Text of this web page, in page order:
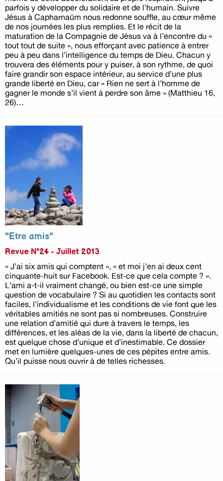
parfois y développer du solidaire et de l’humain. Suivre
Jésus à Capharnaüm nous redonne souffle, au cœur même
de nos journées les plus remplies. Et le récit de la
maturation de la Compagnie de Jésus va à l’encontre du «
tout tout de suite », nous efforçant avec patience à entrer
peu à peu dans l’intelligence du temps de Dieu. Chacun y
trouvera des éléments pour y puiser, à son rythme, de quoi
faire grandir son espace intérieur, au service d’une plus
grande liberté en Dieu, car « Rien ne sert à l’homme de
gagner le monde s’il vient à perdre son âme » (Matthieu 16,
26)…
"Etre amis"
Revue N°24 - Juillet 2013
« J’ai six amis qui comptent », « et moi j’en ai deux cent
cinquante-huit sur Facebook. Est-ce que cela compte ? ».
L’ami a-t-il vraiment changé, ou bien est-ce une simple
question de vocabulaire ? Si au quotidien les contacts sont
faciles, l’individualisme et les conditions de vie font que les
véritables amitiés ne sont pas si nombreuses. Construire
une relation d’amitié qui dure à travers le temps, les
différences, et les aléas de la vie, dans la liberté de chacun,
est quelque chose d’unique et d’inestimable. Ce dossier
met en lumière quelques-unes de ces pépites entre amis.
Qu’il puisse nous ouvrir à de telles richesses.